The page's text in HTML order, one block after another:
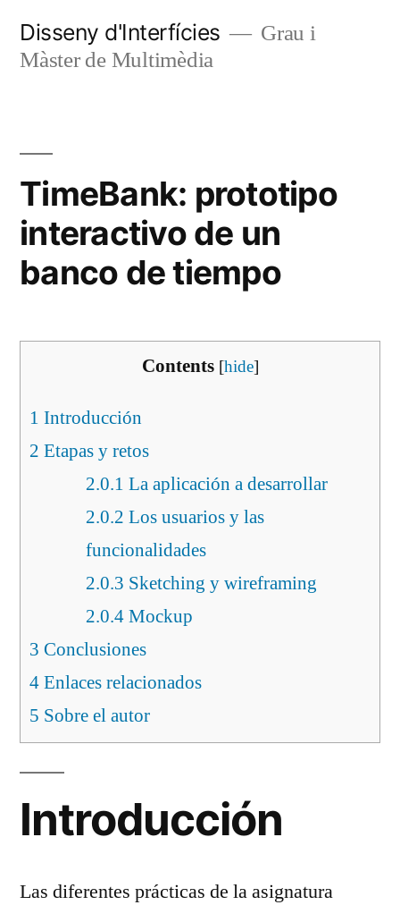
Disseny d'Interfícies
Grau i
Màster de Multimèdia
TimeBank: prototipo
interactivo de un
banco de tiempo
Contents [hide]
1 Introducción
2 Etapas y retos
2.0.1 La aplicación a desarrollar
2.0.2 Los usuarios y las
funcionalidades
2.0.3 Sketching y wireframing
2.0.4Mockup
3 Conclusiones
4Enlaces relacionados
5 Sobre el autor
Introducción
Las diferentes prácticas de la asignatura